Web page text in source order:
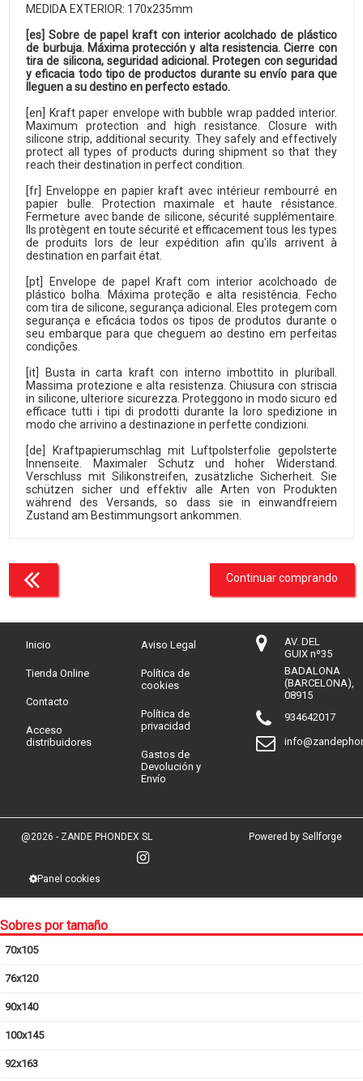
MEDIDA EXTERIOR: 170x235mm
[es] Sobre de papel kraft con interior acolchado de plástico
de burbuja. Máxima protección y alta resistencia. Cierre con
tira de silicona, seguridad adicional. Protegen con seguridad
y eficacia todo tipo de productos durante su envío para que
lleguen a su destino en perfecto estado.
[en] Kraft paper envelope with bubble wrap padded interior.
Maximum protection and high resistance. Closure with
silicone strip, additional security. They safely and effectively
protect all types of products during shipment so that they
reach their destination in perfect condition.
[fr] Enveloppe en papier kraft avec intérieur rembourré en
papier bulle. Protection maximale et haute résistance.
Fermeture avec bande de silicone, sécurité supplémentaire.
Ils protègent en toute sécurité et efficacement tous les types
de produits lors de leur expédition afin qu'ils arrivent à
destination en parfait état.
[pt] Envelope de papel Kraft com interior acolchoado de
plástico bolha. Máxima proteção e alta resistência. Fecho
com tira de silicone, segurança adicional. Eles protegem com
segurança e eficácia todos os tipos de produtos durante o
seu embarque para que cheguem ao destino em perfeitas
condições.
[it] Busta in carta kraft con interno imbottito in pluriball.
Massima protezione e alta resistenza. Chiusura con striscia
in silicone, ulteriore sicurezza. Proteggono in modo sicuro ed
efficace tutti i tipi di prodotti durante la loro spedizione in
modo che arrivino a destinazione in perfette condizioni.
[de] Kraftpapierumschlag mit Luftpolsterfolie gepolsterte
Innenseite. Maximaler Schutz und hoher Widerstand.
Verschluss mit Silikonstreifen, zusätzliche Sicherheit. Sie
schützen sicher und effektiv alle Arten von Produkten
während des Versands, so dass sie in einwandfreiem
Zustand am Bestimmungsort ankommen.
Continuar comprando
Inicio
Tienda Online
Contacto
Acceso
distribuidores
Aviso Legal
Política de
cookies
Política de
privacidad
Gastos de
Devolución y
Envío
AV. DEL
GUIX nº35
BADALONA
(BARCELONA),
08915
934642017
@2026 - ZANDE PHONDEX SL
Panel cookies
Powered by Sellforge
Sobres por tamaño
70x105
76x120
90x140
100x145
92x163